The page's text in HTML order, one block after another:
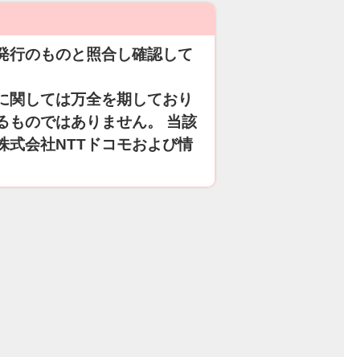
行のものと照合し確認して
関しては万全を期しており
ものではありません。 当該
式会社NTTドコモおよび情